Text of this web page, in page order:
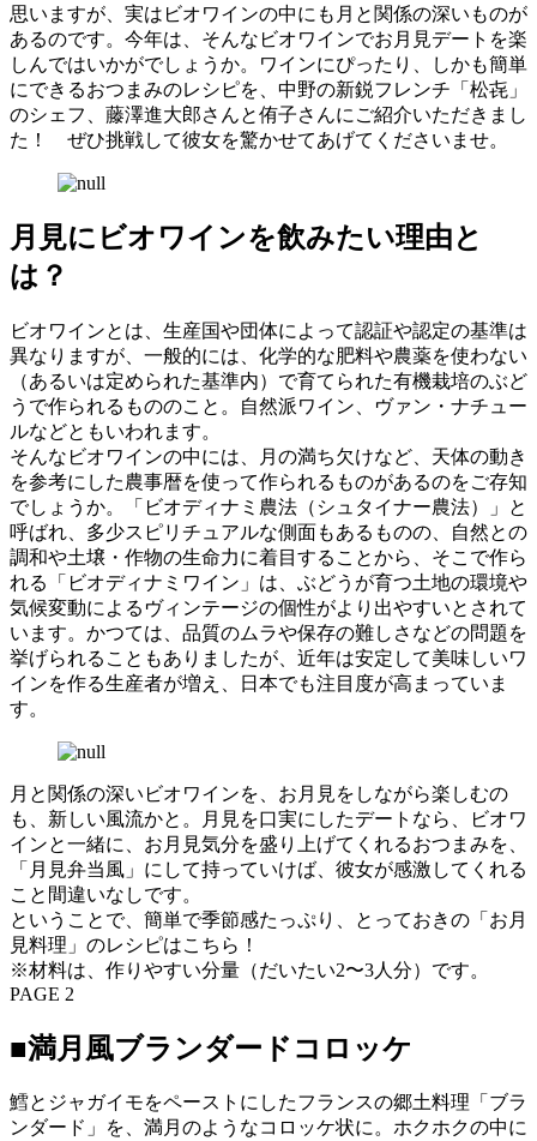
思いますが、実はビオワインの中にも月と関係の深いものが
あるのです。今年は、そんなビオワインでお月見デートを楽
しんではいかがでしょうか。ワインにぴったり、しかも簡単
にできるおつまみのレシピを、中野の新鋭フレンチ「松㐂」
のシェフ、藤澤進大郎さんと侑子さんにご紹介いただきまし
た！ ぜひ挑戦して彼女を驚かせてあげてくださいませ。
月見にビオワインを飲みたい理由と
は？
ビオワインとは、生産国や団体によって認証や認定の基準は
異なりますが、一般的には、化学的な肥料や農薬を使わない
（あるいは定められた基準内）で育てられた有機栽培のぶど
うで作られるもののこと。自然派ワイン、ヴァン・ナチュー
ルなどともいわれます。
そんなビオワインの中には、月の満ち欠けなど、天体の動き
を参考にした農事暦を使って作られるものがあるのをご存知
でしょうか。「ビオディナミ農法（シュタイナー農法）」と
呼ばれ、多少スピリチュアルな側面もあるものの、自然との
調和や土壌・作物の生命力に着目することから、そこで作ら
れる「ビオディナミワイン」は、ぶどうが育つ土地の環境や
気候変動によるヴィンテージの個性がより出やすいとされて
います。かつては、品質のムラや保存の難しさなどの問題を
挙げられることもありましたが、近年は安定して美味しいワ
インを作る生産者が増え、日本でも注目度が高まっていま
す。
月と関係の深いビオワインを、お月見をしながら楽しむの
も、新しい風流かと。月見を口実にしたデートなら、ビオワ
インと一緒に、お月見気分を盛り上げてくれるおつまみを、
「月見弁当風」にして持っていけば、彼女が感激してくれる
こと間違いなしです。
ということで、簡単で季節感たっぷり、とっておきの「お月
見料理」のレシピはこちら！
※材料は、作りやすい分量（だいたい2〜3人分）です。
PAGE 2
■満月風ブランダードコロッケ
鱈とジャガイモをペーストにしたフランスの郷土料理「ブラ
ンダード」を、満月のようなコロッケ状に。ホクホクの中に